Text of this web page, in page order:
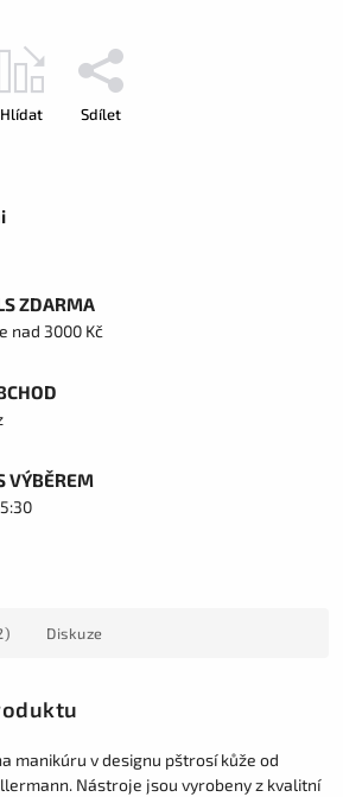
Hlídat Sdílet
ZDARMA
nad 3000 Kč
VÝBĚREM
Diskuze
manikúru v designu pštrosí kůže od
Nástroje jsou vyrobeny z kvalitní